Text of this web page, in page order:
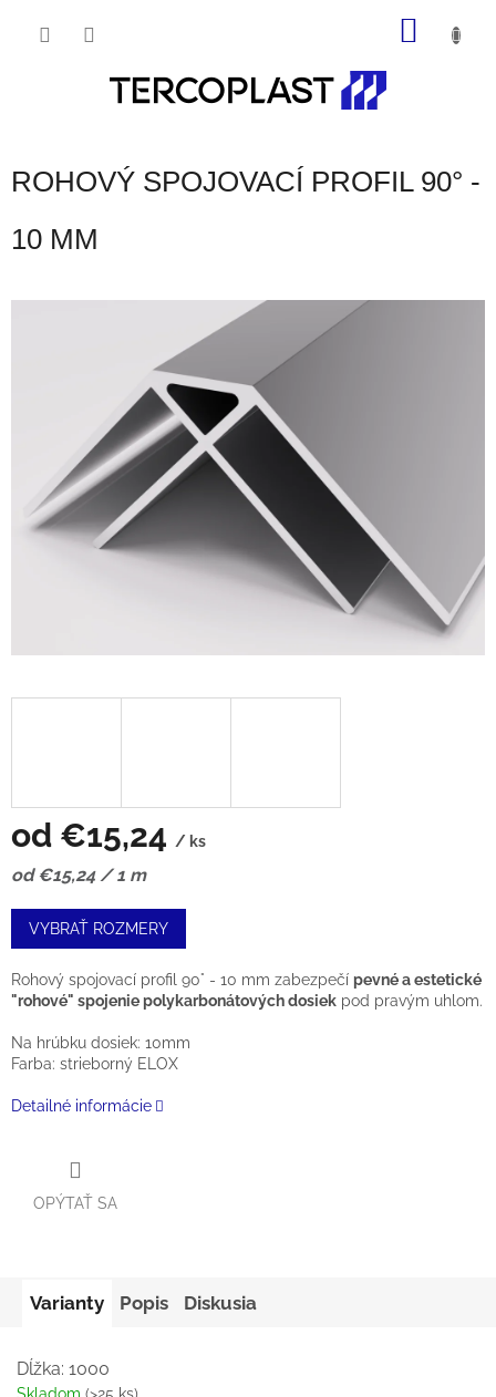
ROHOVÝ SPOJOVACÍ PROFIL 90° -
10 MM
od €15,24 / ks
Jednotková
od €15,24 / 1 m
VYBRAŤ ROZMERY
Rohový spojovací profil 90° - 10 mm zabezpečí pevné a estetické
"rohové" spojenie polykarbonátových dosiek pod pravým uhlom.
Na hrúbku dosiek: 10mm
Farba: strieborný ELOX
Detailné informácie
OPÝTAŤ SA
Varianty Popis Diskusia
Dĺžka: 1000
Skladom (>25 ks)